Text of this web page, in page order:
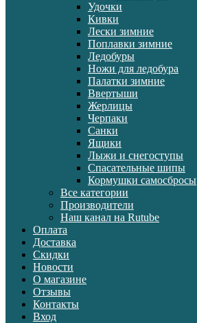
Удочки
Кивки
Лески зимние
Поплавки зимние
Ледобуры
Ножи для ледобура
Палатки зимние
Ввертыши
Жерлицы
Черпаки
Санки
Ящики
Лыжи и снегоступы
Спасательные шипы
Кормушки самосбросы
Все категории
Производители
Наш канал на Rutube
Оплата
Доставка
Скидки
Новости
О магазине
Отзывы
Контакты
Вход